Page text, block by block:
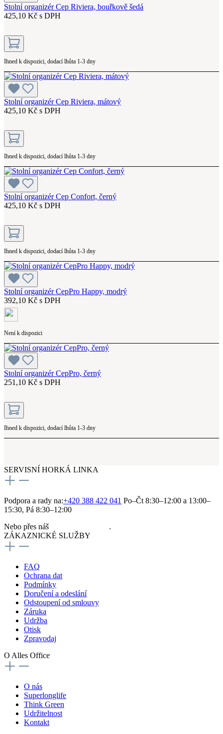
Stolní organizér Cep Riviera, bouřkově šedá
425,10 Kč s DPH
Ihned k dispozici, dodací lhůta 1-3 dny
Stolní organizér Cep Riviera, mátový
425,10 Kč s DPH
Ihned k dispozici, dodací lhůta 1-3 dny
Stolní organizér Cep Confort, černý
425,10 Kč s DPH
Ihned k dispozici, dodací lhůta 1-3 dny
Stolní organizér CepPro Happy, modrý
392,10 Kč s DPH
Není k dispozici
Stolní organizér CepPro, černý
251,10 Kč s DPH
Ihned k dispozici, dodací lhůta 1-3 dny
SERVISNÍ HORKÁ LINKA
Podpora a rady na:+420 388 422 041 Po–Čt 8:30–12:00 a 13:00–
15:30, Pá 8:30–12:00
Nebo přes náš
.
ZÁKAZNICKÉ SLUŽBY
FAQ
Ochrana dat
Podmínky
Doručení a odeslání
Odstoupení od smlouvy
Záruka
Udržba
Otisk
Zpravodaj
O Alles Office
O nás
Superlonglife
Think Green
Udržitelnost
Kontakt